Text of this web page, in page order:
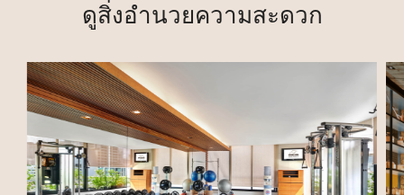
ดูสิ่งอำนวยความสะดวก